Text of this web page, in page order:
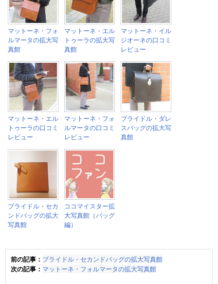
マットーネ・フォ
ルマータの拡大写
真館
マットーネ・エル
トゥーラの拡大写
真館
マットーネ・イル
ジオーネの口コミ
レビュー
マットーネ・エル
トゥーラの口コミ
レビュー
マットーネ・フォ
ルマータの口コミ
レビュー
ブライドル・ダレ
スバッグの拡大写
真館
ブライドル・セカ
ンドバッグの拡大
写真館
ココマイスター拡
大写真館（バッグ
編）
前の記事： ブライドル・セカンドバッグの拡大写真館
次の記事： マットーネ・フォルマータの拡大写真館